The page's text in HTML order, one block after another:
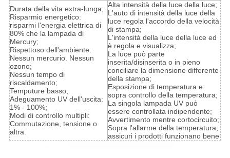
Durata della vita extra-lunga;
Risparmio energetico:
risparmi l'energia elettrica di
80% che la lampada di
Mercury;
Rispettoso dell'ambiente:
Nessun mercurio. Nessun
ozono;
Nessun tempo di
riscaldamento;
Temputure basso;
Adeguamento UV dell'uscita:
1% - 100%;
Modi di controllo multipli:
Commutazione, tensione o
altra.
Alta intensità della luce della luce;
L'auto di intensità della luce della
luce regola l'accordo della velocità
di stampa;
L'intensità della luce della luce ed
è regola e visualizza;
La luce può parte
inserita/disinserita o in pieno
conciliare la dimensione differente
della stampa;
Esposizione di temperatura e
sopra controllo della temperatura;
La singola lampada UV può
essere controllata indipendente;
Avvertimento mentre cortocircuito;
Sopra l'allarme della temperatura,
assicuri i prodotti funzionano bene